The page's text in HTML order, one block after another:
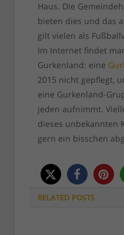
Haus. Die
bieten dies und das
gilt vielen als
Im Internet findet
Gurkenland: eine
2015 nicht gepflegt,
eine Gurkenland-
jeden aufnimmt.
dieses unbekannten
gern ein bisschen
RELATED POSTS